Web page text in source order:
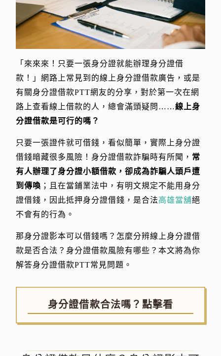
「來來來！只要一張身分證就能辦理身分證借
款！」網路上常見到的線上身分證借款廣告，或是
有關身分證借款PTT網友的分享，對於第一次在網
路上查看線上借款的人，總會滿頭疑問……線上身
分證借款是可行的嗎？
只要一張證件就可借錢，看似簡單，實際上身分證
借錢暗藏很多風險！身分證借款詐騙時有所聞， 常
有人辦理了身分證小額借款，卻成為詐騙人頭戶遭
到傳喚 ；且在當鋪業法中，有明文規定不能用身分
證借錢，因此抵押身分證借錢，是合法高雄當舖絕
不會有的行為。
那身分證影本可以借錢嗎？怎麼分辨線上身分證借
款是否合法？身分證借款風險有哪些？本文將為你
解答身分證借款PTT常見問題。
身分證借款合法嗎？點擊看